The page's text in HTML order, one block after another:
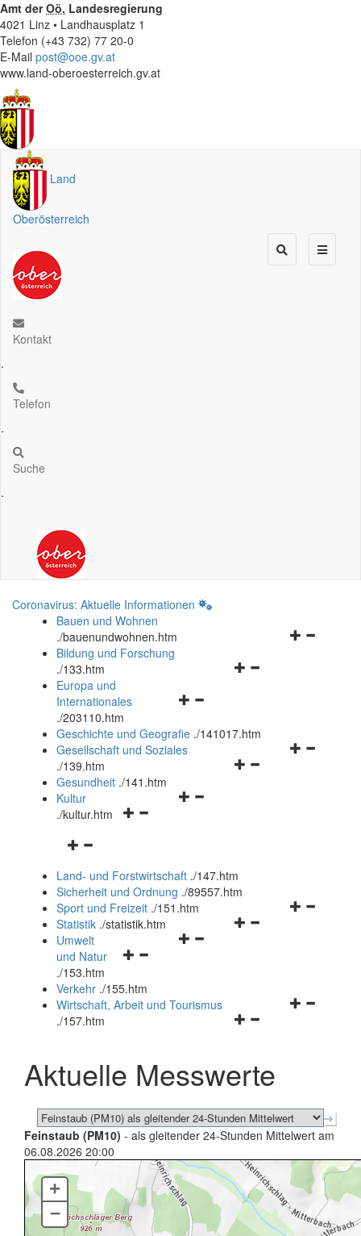
Amt derOö. Landesregierung
4021 Linz • Landhausplatz 1
Telefon (+43 732) 77 20-0
E-Mail post@ooe.gv.at
www.land-oberoesterreich.gv.at
Land
Oberösterreich
Kontakt
.
Telefon
.
Suche
.
Coronavirus: Aktuelle Informationen
Bauen und Wohnen
./bauenundwohnen.htm
Navigationsmenü
Bildung und Forschung
./133.htm
Navigationsmenü
und
schließen
Europa und
Internationales
./203110.htm
Geschichte und Geografie ./141017.htm
Navigationsmenü
Gesellschaft und Soziales
./139.htm
Navigationsmenü
Gesundheit ./141.htm
Navigationsmenü
Kultur
./kultur.htm
Navigationsmenü
und
schließen
Land- und Forstwirtschaft ./147.htm
Sicherheit und Ordnung ./89557.htm
Navigationsmenü
Sport und Freizeit ./151.htm
Navigationsmenü
Statistik ./statistik.htm
Navigationsmenü
und
schließen
Umwelt
und Natur
./153.htm
Verkehr ./155.htm
Navigationsmenü
schließen
Wirtschaft, Arbeit und Tourismus
./157.htm
Aktuelle Messwerte
Feinstaub (PM10) - als gleitender 24-Stunden Mittelwert am
06.08.2026 20:00
+
–